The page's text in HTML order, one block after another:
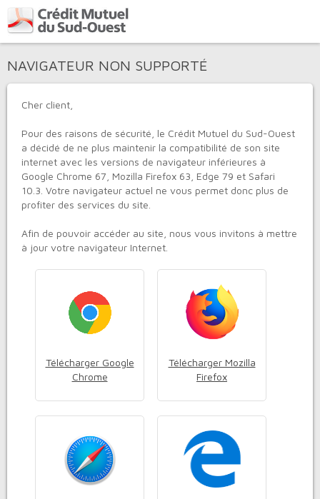
NAVIGATEUR NON SUPPORTÉ
Cher client,
Pour des raisons de sécurité, le Crédit Mutuel du Sud-Ouest
a décidé de ne plus maintenir la compatibilité de son site
internet avec les versions de navigateur inférieures à
Google Chrome 67, Mozilla Firefox 63, Edge 79 et Safari
10.3. Votre navigateur actuel ne vous permet donc plus de
profiter des services du site.
Afin de pouvoir accéder au site, nous vous invitons à mettre
à jour votre navigateur Internet.
Télécharger Google
Chrome
Télécharger Mozilla
Firefox